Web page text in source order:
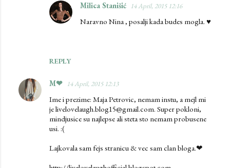
REPLY
Milica Stanišić 14 April, 2015 12:16
Naravno Nina , posalji kada budes mogla. ♥
M❤ 14 April, 2015 12:13
Ime i prezime: Maja Petrovic, nemam instu, a mejl mi
je livelovelaugh.blog15@gmail.com. Super pokloni,
mindjusice su najlepse ali steta sto nemam probusene
usi. :(
Lajkovala sam fejs stranicu & vec sam clan bloga.❤